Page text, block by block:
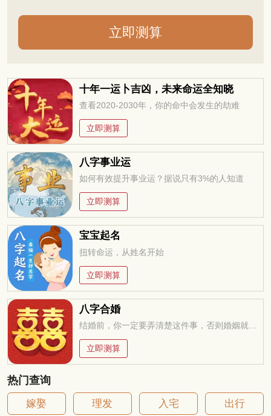
十年一运卜吉凶，未来命运全知晓
查看2020-2030年，你的命中会发生的劫难
立即测算
八字事业运
如何有效提升事业运？据说只有3%的人知道
立即测算
宝宝起名
扭转命运，从姓名开始
立即测算
八字合婚
结婚前，你一定要弄清楚这件事，否则婚姻就是你的坟墓
立即测算
热门查询
嫁娶 理发 入宅 出行